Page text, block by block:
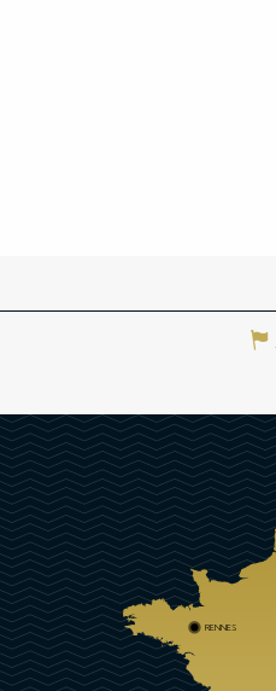
RENNES